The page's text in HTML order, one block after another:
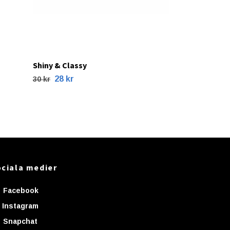
Shiny & Classy
30 kr 28 kr
medier
Facebook
Instagram
Snapchat